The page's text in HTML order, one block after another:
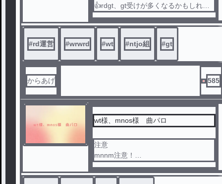
👍rdgt、gt受けが多くなるかもしれま
せん！
WTの口調掴めてません🙇‍♂️一応軍パロ
です
#rd運営 #wrwrd #wt #ntjo組 #gt
からあげ 585
wt様、mnos様 曲パロ
注意
mnnm注意！
本人様に関係ありません
本人様の目が行かないところでお読み